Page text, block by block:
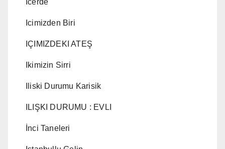
Icimizden Biri
IÇIMIZDEKI ATEŞ
Ikimizin Sirri
Iliski Durumu Karisik
ILIŞKI DURUMU : EVLI
İnci Taneleri